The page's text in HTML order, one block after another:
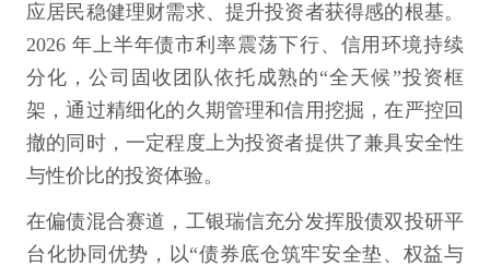
应居民稳健理财需求、提升投资者获得感的根基。
2026 年上半年债市利率震荡下行、信用环境持续
分化，公司固收团队依托成熟的“全天候”投资框
架，通过精细化的久期管理和信用挖掘，在严控回
撤的同时，一定程度上为投资者提供了兼具安全性
与性价比的投资体验。
在偏债混合赛道，工银瑞信充分发挥股债双投研平
台化协同优势，以“债券底仓筑牢安全垫、权益与